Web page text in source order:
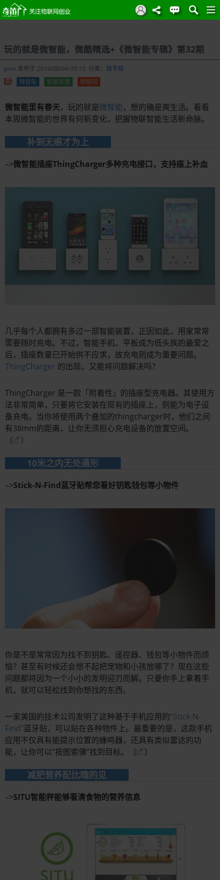
玩的就是微智能，微酷精选+《微智能专辑》第32期
pom 发布于 2014/08/04-09:10 分类： 微专辑
微智能
智能家居 物联网
微智能里有春天，玩的就是微智能，想的确是爽生活。看看
本周微智能的世界有何新变化，把握物联智能生活新命脉。
补到无痕才为上
–>微智能插座ThingCharger多种充电接口，支持座上补血
几乎每个人都拥有多过一部智能装置，正因如此，用家常常
需要随时充电。不过，智能手机、平板成为低头族的最爱之
后，插座数量已开始供不应求，故充电则成为重要问题。
ThingCharger 的出现，又能将问题解决吗？
ThingCharger 是一款「附着性」的插座型充电器。其使用方
法非常简单，只要将它安装在现有的插座上，则能为电子设
备充电。当你将使用两个叠加的thingcharger时，他们之间
有38mm的距离，让你无须担心充电设备的放置空间。
（
）
10米之内无处遁形
–>Stick-N-Find蓝牙贴帮您看好钥匙钱包等小物件
你是不是常常因为找不到钥匙、遥控器、钱包等小物件而烦
恼？甚至有时候还会想不起把宠物和小孩放哪了？现在这些
问题都将因为一个小小的发明迎刃而解。只要你手上拿着手
机，就可以轻松找到你想找的东西。
一家美国的技术公司发明了这种基于手机应用的“Stick-N-
Find”蓝牙贴，可以贴在各种物件上。最重要的是，这款手机
应用不仅具有能提示位置的蜂鸣器，还具有类似雷达的功
能，让你可以“按图索骥”找到目标。（
）
减肥营养配比瞧的见
–>SITU智能秤能够看清食物的营养信息